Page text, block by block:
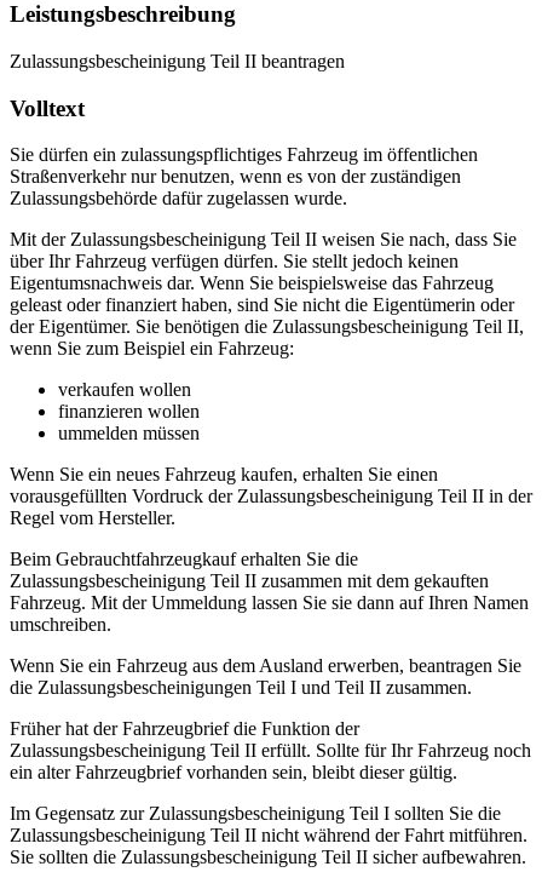
Leistungsbeschreibung
Zulassungsbescheinigung Teil II beantragen
Volltext
Sie dürfen ein zulassungspflichtiges Fahrzeug im öffentlichen
Straßenverkehr nur benutzen, wenn es von der zuständigen
Zulassungsbehörde dafür zugelassen wurde.
Mit der Zulassungsbescheinigung Teil II weisen Sie nach, dass Sie
über Ihr Fahrzeug verfügen dürfen. Sie stellt jedoch keinen
Eigentumsnachweis dar. Wenn Sie beispielsweise das Fahrzeug
geleast oder finanziert haben, sind Sie nicht die Eigentümerin oder
der Eigentümer. Sie benötigen die Zulassungsbescheinigung Teil II,
wenn Sie zum Beispiel ein Fahrzeug:
verkaufen wollen
finanzieren wollen
ummelden müssen
Wenn Sie ein neues Fahrzeug kaufen, erhalten Sie einen
vorausgefüllten Vordruck der Zulassungsbescheinigung Teil II in der
Regel vom Hersteller.
Beim Gebrauchtfahrzeugkauf erhalten Sie die
Zulassungsbescheinigung Teil II zusammen mit dem gekauften
Fahrzeug. Mit der Ummeldung lassen Sie sie dann auf Ihren Namen
umschreiben.
Wenn Sie ein Fahrzeug aus dem Ausland erwerben, beantragen Sie
die Zulassungsbescheinigungen Teil I und Teil II zusammen.
Früher hat der Fahrzeugbrief die Funktion der
Zulassungsbescheinigung Teil II erfüllt. Sollte für Ihr Fahrzeug noch
ein alter Fahrzeugbrief vorhanden sein, bleibt dieser gültig.
Im Gegensatz zur Zulassungsbescheinigung Teil I sollten Sie die
Zulassungsbescheinigung Teil II nicht während der Fahrt mitführen.
Sie sollten die Zulassungsbescheinigung Teil II sicher aufbewahren.